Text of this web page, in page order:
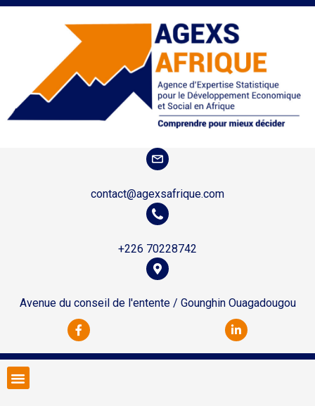
contact@agexsafrique.com
+226 70228742
Avenue du conseil de l'entente / Gounghin Ouagadougou